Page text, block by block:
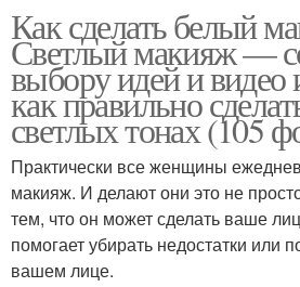
Как сделать белый
Светлый макияж —
выбору идей и видео
как правильно
светлых тонах (105
Практически все женщины
макияж. И делают они это не
тем, что он может сделать ваше
помогает убирать недостатки или
вашем лице.